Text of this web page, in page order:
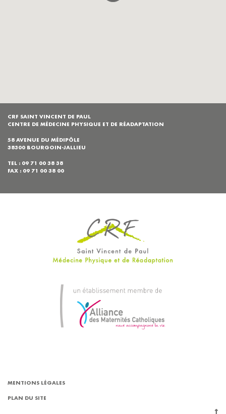
CRF SAINT VINCENT DE PAUL
CENTRE DE MÉDECINE PHYSIQUE ET DE RÉADAPTATION
58 AVENUE DU MÉDIPÔLE
38300 BOURGOIN-JALLIEU
TEL : 09 71 00 38 38
FAX : 09 71 00 38 00
MENTIONS LÉGALES
PLAN DU SITE